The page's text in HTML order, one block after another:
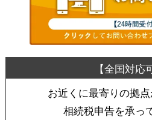
お近くに最寄りの拠
相続税申告を承っ